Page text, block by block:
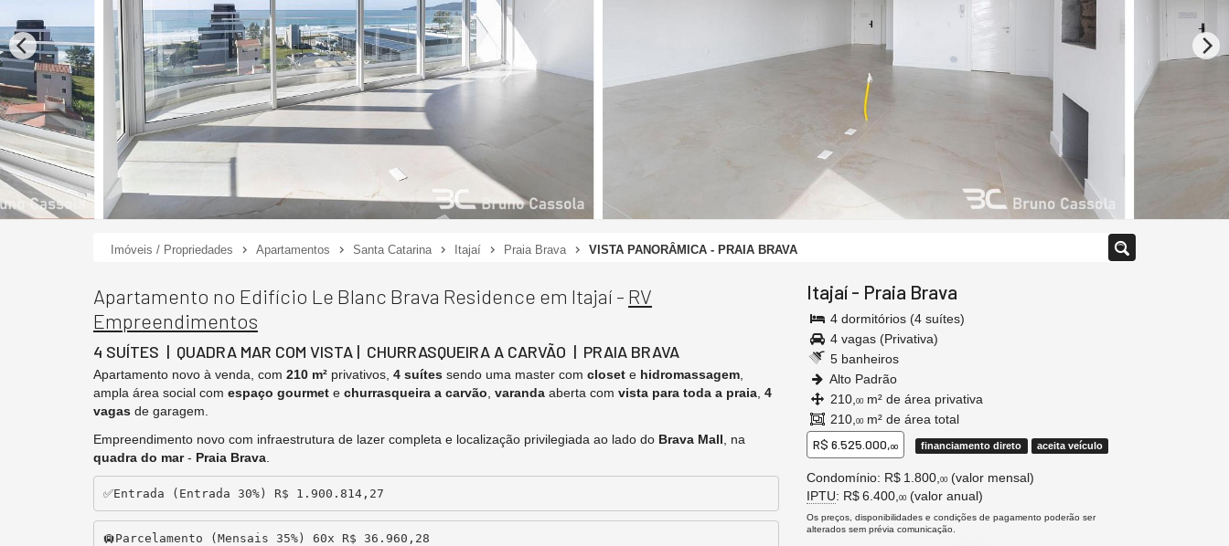
Imóveis / Propriedades Apartamentos Santa Catarina Itajaí Praia Brava VISTA PANORÂMICA - PRAIA BRAVA
Apartamento no Edifício Le Blanc Brava Residence em Itajaí - RV
Empreendimentos
4 SUÍTES | QUADRA MAR COM VISTA | CHURRASQUEIRA A CARVÃO | PRAIA BRAVA
Apartamento novo à venda, com 210 m² privativos, 4 suítes sendo uma master com closet e hidromassagem,
ampla área social com espaço gourmet e churrasqueira a carvão, varanda aberta com vista para toda a praia, 4
vagas de garagem.
Empreendimento novo com infraestrutura de lazer completa e localização privilegiada ao lado do Brava Mall , na
quadra do mar- Praia Brava
✅Entrada (Entrada 30%) R$ 1.900.814,27
🛄Parcelamento (Mensais 35%) 60x R$ 36.960,28
Itajaí - Praia Brava
4 dormitórios (4 suítes)
4 vagas (Privativa)
5 banheiros
Alto Padrão
210, 00 m² de área privativa
210, 00 m² de área total
R$ 6.525.000,00 financiamento direto aceita veículo
Condomínio: R$ 1.800, 00 (valor mensal)
IPTU: R$ 6.400, 00 (valor anual)
Os preços, disponibilidades e condições de pagamento poderão ser
alterados sem prévia comunicação.